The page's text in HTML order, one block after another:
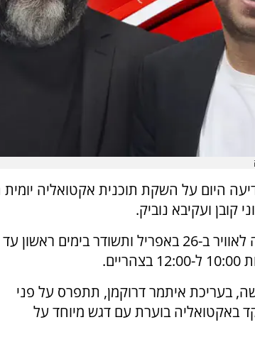
היום על השקת תוכנית אקטואליה
קובן ועקיבא נוביק.
התוכנית תעלה לאוויר ב-26 באפריל ותשודר בימים ראשון עד
בעריכת איתמר דרוקמן, תתפרס על פני
באקטואליה בוערת עם דגש מיוחד על